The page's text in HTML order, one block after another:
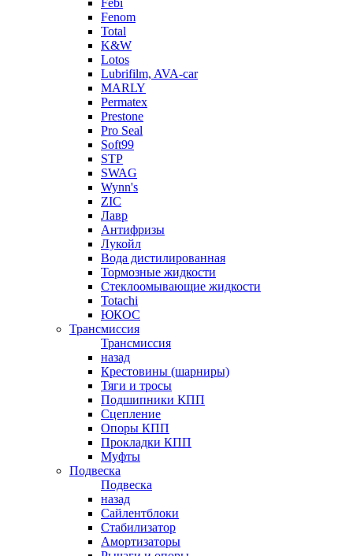
Febi
Fenom
Total
K&W
Lotos
Lubrifilm, AVA-car
MARLY
Permatex
Prestone
Pro Seal
Soft99
STP
SWAG
Wynn's
ZIC
Лавр
Антифризы
Лукойл
Вода дистилированная
Тормозные жидкости
Стеклоомывающие жидкости
Totachi
ЮКОС
Трансмиссия
Трансмиссия
назад
Крестовины (шарниры)
Тяги и тросы
Подшипники КПП
Сцепление
Опоры КПП
Прокладки КПП
Муфты
Подвеска
Подвеска
назад
Сайлентблоки
Стабилизатор
Амортизаторы